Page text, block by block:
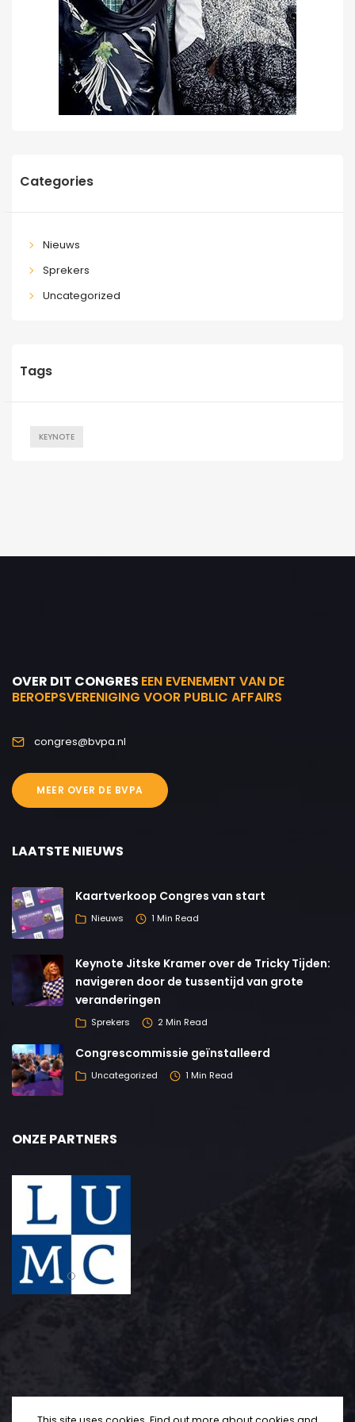
Categories
Nieuws
Sprekers
Uncategorized
Tags
KEYNOTE
OVER DIT CONGRES EEN EVENEMENT VAN DE
BEROEPSVERENIGING VOOR PUBLIC AFFAIRS
congres@bvpa.nl
MEER OVER DE BVPA
LAATSTE NIEUWS
Kaartverkoop Congres van start
Nieuws 1 Min Read
Keynote Jitske Kramer over de Tricky Tijden:
navigeren door de tussentijd van grote
veranderingen
Sprekers 2 Min Read
Congrescommissie geïnstalleerd
Uncategorized 1 Min Read
ONZE PARTNERS